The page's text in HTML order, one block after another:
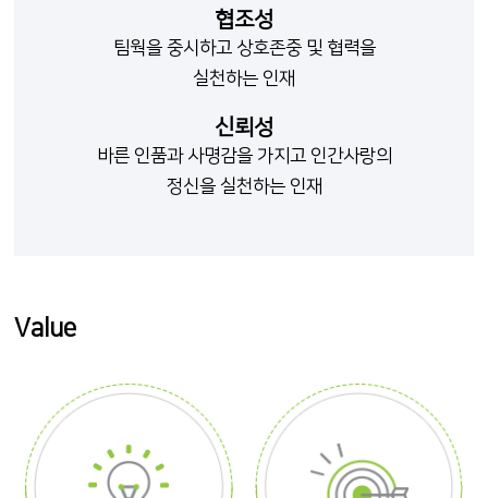
협조성
팀웍을 중시하고 상호존중 및 협력을
실천하는 인재
신뢰성
바른 인품과 사명감을 가지고 인간사랑의
정신을 실천하는 인재
Value